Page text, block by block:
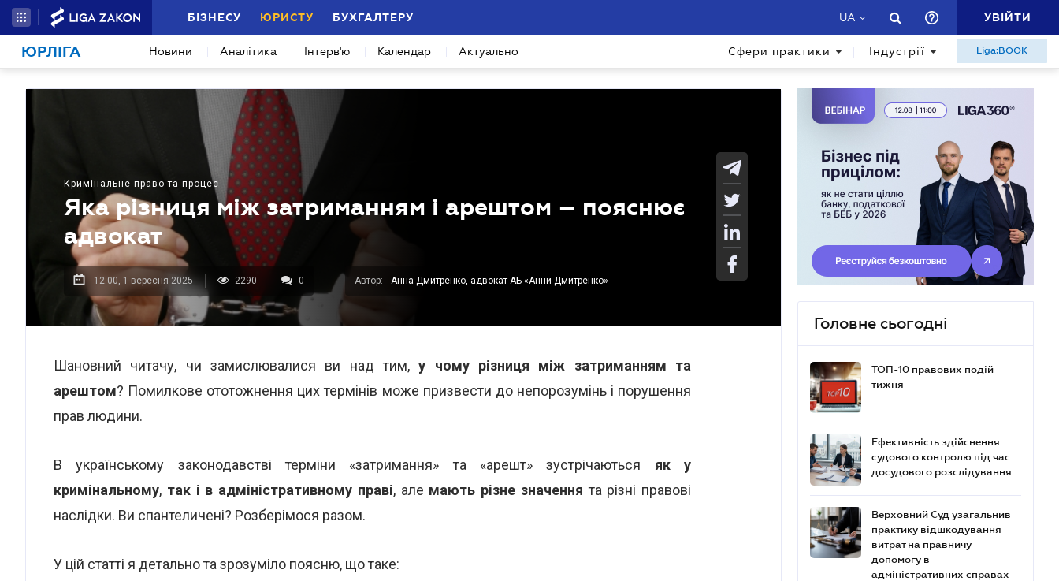
БІЗНЕСУ ЮРИСТУ БУХГАЛТЕРУ UA УВІЙТИ
ЮРЛІГА Новини Аналітика Інтерв'ю Календар Актуально Сфери практики Індустрії Liga:BOOK
Кримінальне право та процес
Яка різниця між затриманням і арештом – пояснює
адвокат
12.00, 1 вересня 2025 2290 0 Автор: Анна Дмитренко, адвокат АБ «Анни Дмитренко»
Шановний читачу, чи замислювалися ви над тим,у чому різниця між затриманням та
арештом? Помилкове ототожнення цих термінів може призвести до непорозумінь і порушення
прав людини.
В українському законодавстві терміни «затримання» та «арешт» зустрічаються як у
кримінальному, так і в адміністративному праві, але мають різне значення та різні правові
наслідки. Ви спантеличені? Розберімося разом.
У цій статті я детально та зрозуміло поясню, що таке:
Головне сьогодні
ТОП-10 правових подій
тижня
Ефективність здійснення
судового контролю під час
досудового розслідування
Верховний Суд узагальнив
практику відшкодування
витрат на правничу
допомогу в
адміністративних справах